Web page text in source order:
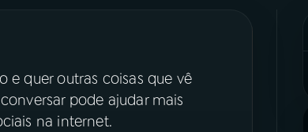
e quer outras coisas que vê
pode ajudar mais
na internet.